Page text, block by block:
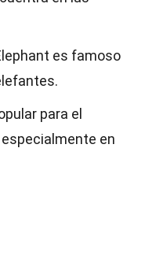
es famoso
para el
en